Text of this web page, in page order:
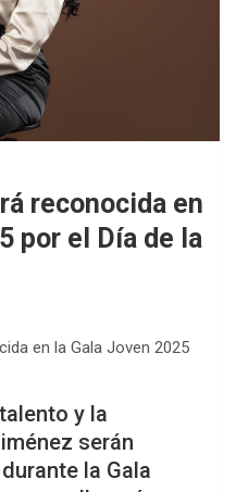
reconocida en
por el Día de la
en la Gala Joven 2025
y la
serán
la Gala